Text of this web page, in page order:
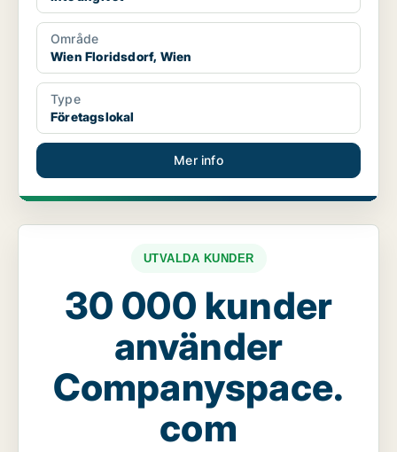
Område
Wien Floridsdorf, Wien
Type
Företagslokal
Mer info
UTVALDA KUNDER
30 000 kunder
använder
Companyspace.
com